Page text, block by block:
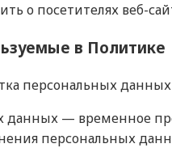
о посетителях веб-
в Политике
персональных
данных — временное
персональных